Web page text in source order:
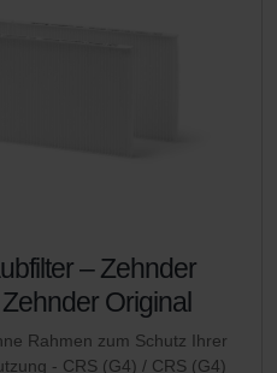
– Zehnder
Original
Rahmen zum Schutz Ihrer
- CRS (G4) / CRS (G4)